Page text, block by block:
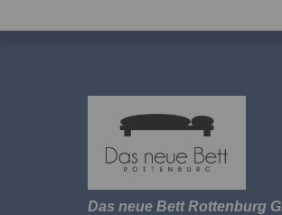
Das neue Bett Rottenburg